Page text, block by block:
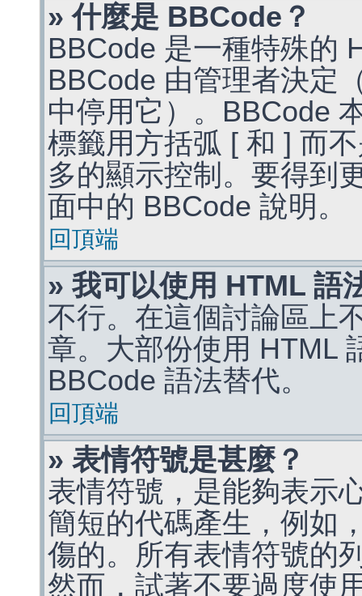
» 什麼是 BBCode？
BBCode 是一種特殊的
BBCode 由管理者決定
中停用它）。BBCode
標籤用方括弧 [ 和 ] 而
多的顯示控制。要得到
面中的 BBCode 說明。
回頂端
» 我可以使用 HTML 語
不行。在這個討論區上
章。大部份使用 HTML
BBCode 語法替代。
回頂端
» 表情符號是甚麼？
表情符號，是能夠表示
簡短的代碼產生，例如
傷的。所有表情符號的
然而，試著不要過度使